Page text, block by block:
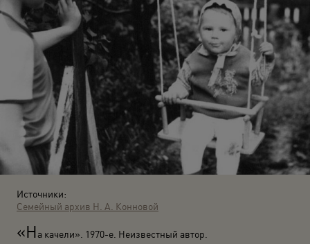
Источники:
Семейный архив Н. А. Конновой
«На качели». 1970-е. Неизвестный автор.